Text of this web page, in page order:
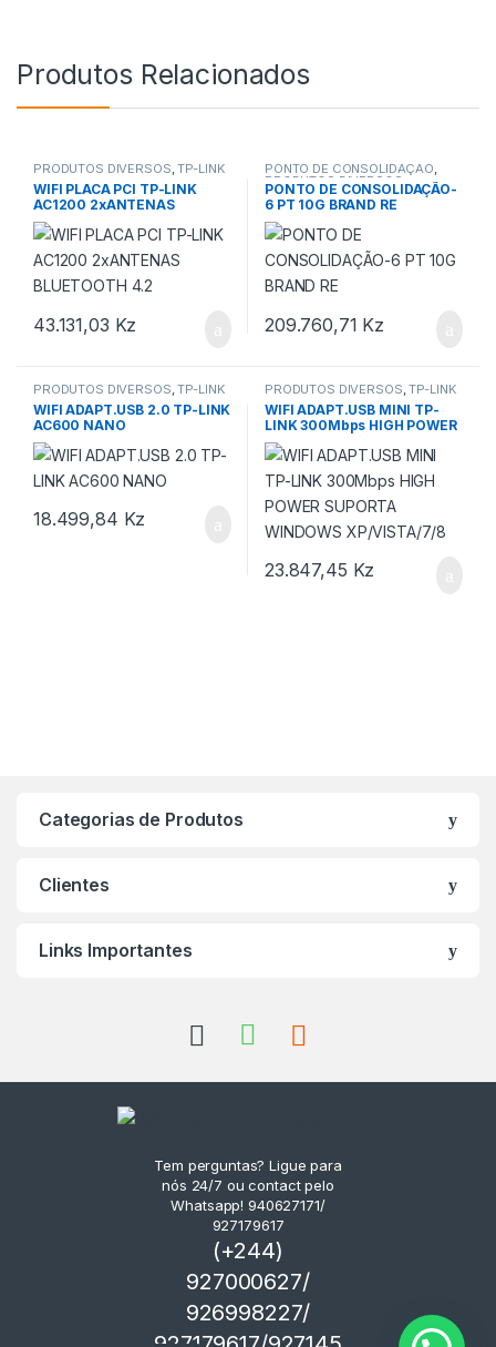
Produtos Relacionados
PRODUTOS DIVERSOS,TP-LINK
WIFI PLACA PCI TP-LINK
AC1200 2xANTENAS
BLUETOOTH 4.2
43.131,03 Kz
PONTO DE CONSOLIDAÇÃO,
PRODUTOS DIVERSOS
PONTO DE CONSOLIDAÇÃO-
6 PT 10G BRAND RE
209.760,71 Kz
PRODUTOS DIVERSOS,TP-LINK
WIFI ADAPT.USB 2.0 TP-LINK
AC600 NANO
18.499,84 Kz
PRODUTOS DIVERSOS,TP-LINK
WIFI ADAPT.USB MINI TP-
LINK 300Mbps HIGH POWER
SUPORTA WINDOWS
XP/VISTA/7/8
23.847,45 Kz
Categorias de Produtos
Clientes
Links Importantes
Tem perguntas? Ligue para
nós 24/7 ou contact pelo
Whatsapp! 940627171/
927179617
(+244)
927000627/
926998227/